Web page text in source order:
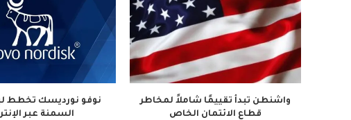
واشنطن تبدأ تقييمًا شاملاً لمخاطر
قطاع الائتمان الخاص
نوفو نورديسك تخطط
السمنة عبر